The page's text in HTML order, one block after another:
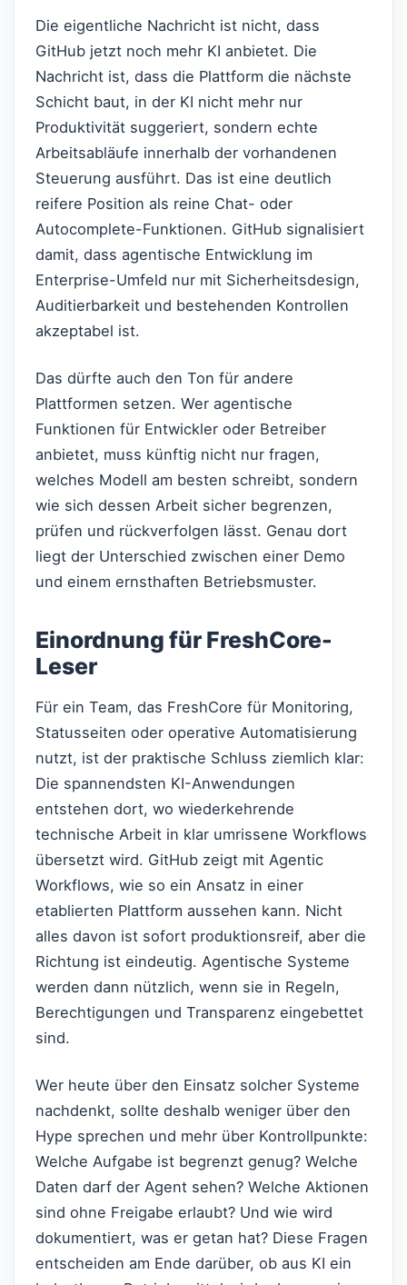
Die eigentliche Nachricht ist nicht, dass
GitHub jetzt noch mehr KI anbietet. Die
Nachricht ist, dass die Plattform die nächste
Schicht baut, in der KI nicht mehr nur
Produktivität suggeriert, sondern echte
Arbeitsabläufe innerhalb der vorhandenen
Steuerung ausführt. Das ist eine deutlich
reifere Position als reine Chat- oder
Autocomplete-Funktionen. GitHub signalisiert
damit, dass agentische Entwicklung im
Enterprise-Umfeld nur mit Sicherheitsdesign,
Auditierbarkeit und bestehenden Kontrollen
akzeptabel ist.
Das dürfte auch den Ton für andere
Plattformen setzen. Wer agentische
Funktionen für Entwickler oder Betreiber
anbietet, muss künftig nicht nur fragen,
welches Modell am besten schreibt, sondern
wie sich dessen Arbeit sicher begrenzen,
prüfen und rückverfolgen lässt. Genau dort
liegt der Unterschied zwischen einer Demo
und einem ernsthaften Betriebsmuster.
Einordnung für FreshCore-
Leser
Für ein Team, das FreshCore für Monitoring,
Statusseiten oder operative Automatisierung
nutzt, ist der praktische Schluss ziemlich klar:
Die spannendsten KI-Anwendungen
entstehen dort, wo wiederkehrende
technische Arbeit in klar umrissene Workflows
übersetzt wird. GitHub zeigt mit Agentic
Workflows, wie so ein Ansatz in einer
etablierten Plattform aussehen kann. Nicht
alles davon ist sofort produktionsreif, aber die
Richtung ist eindeutig. Agentische Systeme
werden dann nützlich, wenn sie in Regeln,
Berechtigungen und Transparenz eingebettet
sind.
Wer heute über den Einsatz solcher Systeme
nachdenkt, sollte deshalb weniger über den
Hype sprechen und mehr über Kontrollpunkte:
Welche Aufgabe ist begrenzt genug? Welche
Daten darf der Agent sehen? Welche Aktionen
sind ohne Freigabe erlaubt? Und wie wird
dokumentiert, was er getan hat? Diese Fragen
entscheiden am Ende darüber, ob aus KI ein